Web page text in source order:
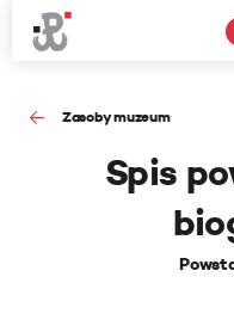
Zasoby muzeum
Spis